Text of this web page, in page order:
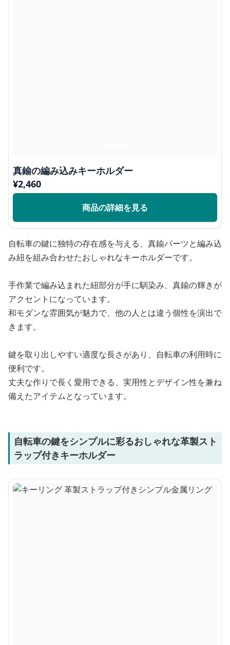
真鍮の編み込みキーホルダー
¥2,460
商品の詳細を見る
自転車の鍵に独特の存在感を与える、真鍮パーツと編み込
み紐を組み合わせたおしゃれなキーホルダーです。
手作業で編み込まれた紐部分が手に馴染み、真鍮の輝きが
アクセントになっています。
和モダンな雰囲気が魅力で、他の人とは違う個性を演出で
きます。
鍵を取り出しやすい適度な長さがあり、自転車の利用時に
便利です。
丈夫な作りで長く愛用できる、実用性とデザイン性を兼ね
備えたアイテムとなっています。
自転車の鍵をシンプルに彩るおしゃれな革製スト
ラップ付きキーホルダー